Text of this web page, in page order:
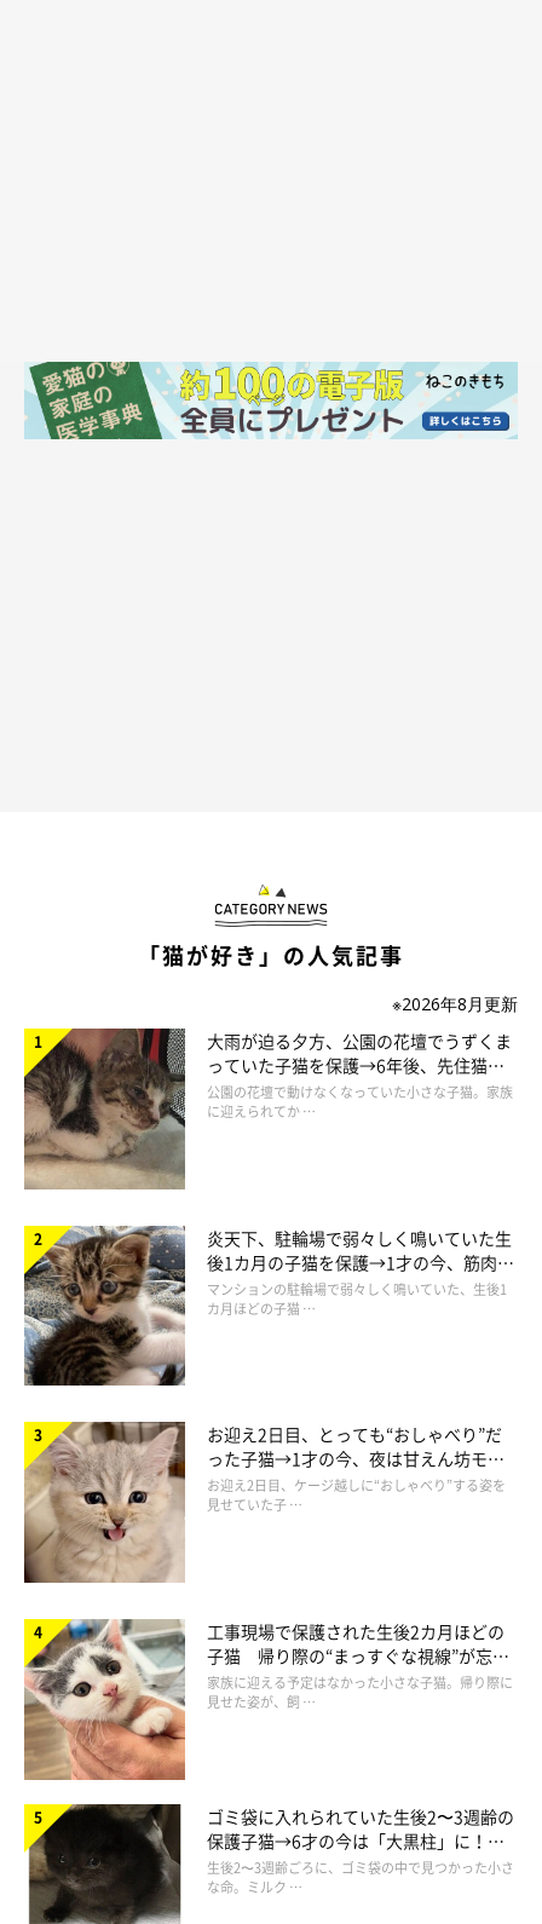
「猫が好き」の人気記事
※2026年8月更新
大雨が迫る夕方、公園の花壇でうずくま
っていた子猫を保護→6年後、先住猫
と“姉妹”のような関係に
公園の花壇で動けなくなっていた小さな子猫。家族
に迎えられてか …
炎天下、駐輪場で弱々しく鳴いていた生
後1カ月の子猫を保護→1才の今、筋肉質
でツンデレなコに成長
マンションの駐輪場で弱々しく鳴いていた、生後1
カ月ほどの子猫 …
お迎え2日目、とっても“おしゃべり”だ
った子猫→1才の今、夜は甘えん坊モー
ドになるコに成長！
お迎え2日目、ケージ越しに“おしゃべり”する姿を
見せていた子 …
工事現場で保護された生後2カ月ほどの
子猫 帰り際の“まっすぐな視線”が忘れ
られず、家族の一員に
家族に迎える予定はなかった小さな子猫。帰り際に
見せた姿が、飼 …
ゴミ袋に入れられていた生後2〜3週齢の
保護子猫→6才の今は「大黒柱」に！
美しい黒猫に成長した姿にグッとくる
生後2〜3週齢ごろに、ゴミ袋の中で見つかった小さ
な命。ミルク …